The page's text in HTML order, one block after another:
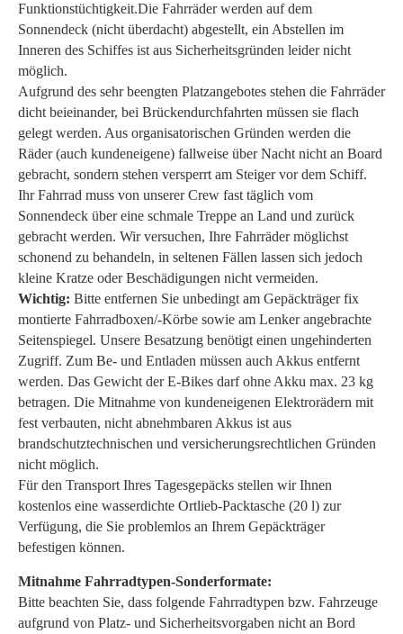
Funktionstüchtigkeit.Die Fahrräder werden auf dem
Sonnendeck (nicht überdacht) abgestellt, ein Abstellen im
Inneren des Schiffes ist aus Sicherheitsgründen leider nicht
möglich.
Aufgrund des sehr beengten Platzangebotes stehen die Fahrräder
dicht beieinander, bei Brückendurchfahrten müssen sie flach
gelegt werden. Aus organisatorischen Gründen werden die
Räder (auch kundeneigene) fallweise über Nacht nicht an Board
gebracht, sondern stehen versperrt am Steiger vor dem Schiff.
Ihr Fahrrad muss von unserer Crew fast täglich vom
Sonnendeck über eine schmale Treppe an Land und zurück
gebracht werden. Wir versuchen, Ihre Fahrräder möglichst
schonend zu behandeln, in seltenen Fällen lassen sich jedoch
kleine Kratze oder Beschädigungen nicht vermeiden.
Wichtig: Bitte entfernen Sie unbedingt am Gepäckträger fix
montierte Fahrradboxen/-Körbe sowie am Lenker angebrachte
Seitenspiegel. Unsere Besatzung benötigt einen ungehinderten
Zugriff. Zum Be- und Entladen müssen auch Akkus entfernt
werden. Das Gewicht der E-Bikes darf ohne Akku max. 23 kg
betragen. Die Mitnahme von kundeneigenen Elektrorädern mit
fest verbauten, nicht abnehmbaren Akkus ist aus
brandschutztechnischen und versicherungsrechtlichen Gründen
nicht möglich.
Für den Transport Ihres Tagesgepäcks stellen wir Ihnen
kostenlos eine wasserdichte Ortlieb-Packtasche (20 l) zur
Verfügung, die Sie problemlos an Ihrem Gepäckträger
befestigen können.
Mitnahme Fahrradtypen-Sonderformate:
Bitte beachten Sie, dass folgende Fahrradtypen bzw. Fahrzeuge
aufgrund von Platz- und Sicherheitsvorgaben nicht an Bord